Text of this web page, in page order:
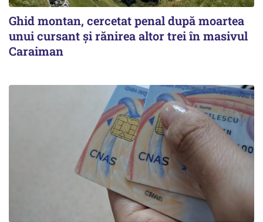
Ghid montan, cercetat penal după moartea
unui cursant și rănirea altor trei în masivul
Caraiman